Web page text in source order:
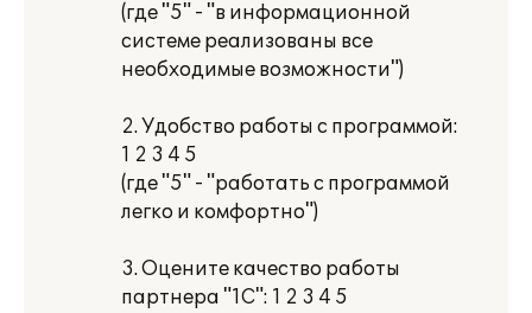
(где "5" - "в информационной
системе реализованы все
необходимые возможности")
2. Удобство работы с программой:
1 2 3 4 5
(где "5" - "работать с программой
легко и комфортно")
3. Оцените качество работы
партнера "1С": 1 2 3 4 5